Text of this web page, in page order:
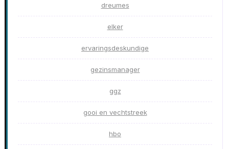
dreumes
elker
ervaringsdeskundige
gezinsmanager
ggz
gooi en vechtstreek
hbo